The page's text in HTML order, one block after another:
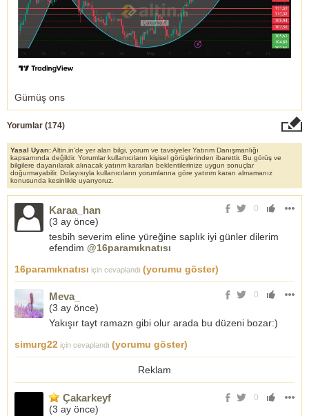
Gümüş ons
Yorumlar (174)
Yasal Uyarı:Altin.in'de yer alan bilgi, yorum ve tavsiyeler Yatırım Danışmanlığı
kapsamında değildir. Yorumlar kullanıcıların kişisel görüşlerinden ibarettir. Bu görüş ve
bilgilere dayanılarak alınacak yatırım kararları beklentilerinize uygun sonuçlar
doğurmayabilir. Dolayısıyla kullanıcıların yorumlarına göre yatırım kararı almamanız
konusunda kesinlikle uyarıyoruz.
0
Karaa_han
(3 ay önce)
tesbih severim eline yüreğine saplık iyi günler dilerim
efendim @16paramıknatısı
16paramıknatısı için cevaplandı (yorumu göster)
0
Meva_
(3 ay önce)
Yakışır tayt ramazn gibi olur arada bu düzeni bozar:)
simurg22 için cevaplandı (yorumu göster)
Reklam
0
Çakarkeyf
(3 ay önce)